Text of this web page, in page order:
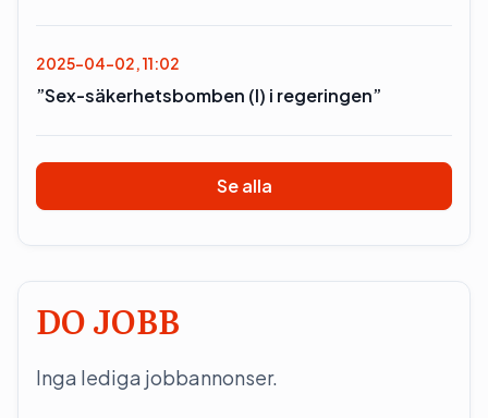
2025-04-02, 11:02
”Sex-säkerhetsbomben (l) i regeringen”
Se alla
DO JOBB
Inga lediga jobbannonser.